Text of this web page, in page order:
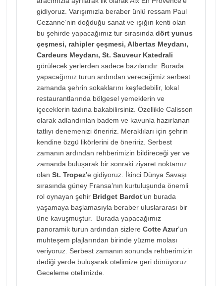
gidiyoruz. Varışımızla beraber ünlü ressam Paul
Cezanne’nin doğduğu sanat ve ışığın kenti olan
bu şehirde yapacağımız tur sırasında dört yunus
çeşmesi, rahipler çeşmesi, Albertas Meydanı,
Cardeurs Meydanı, St. Sauveur Katedrali
görülecek yerlerden sadece bazılarıdır. Burada
yapacağımız turun ardından vereceğimiz serbest
zamanda şehrin sokaklarını keşfedebilir, lokal
restaurantlarında bölgesel yemeklerin ve
içeceklerin tadına bakabilirsiniz. Özellikle Calisson
olarak adlandırılan badem ve kavunla hazırlanan
tatlıyı denemenizi öneririz. Meraklıları için şehrin
kendine özgü likörlerini de öneririz. Serbest
zamanın ardından rehberimizin bildireceği yer ve
zamanda buluşarak bir sonraki ziyaret noktamız
olan St. Tropez’e gidiyoruz. İkinci Dünya Savaşı
sırasında güney Fransa’nın kurtuluşunda önemli
rol oynayan şehir Bridget Bardot’un burada
yaşamaya başlamasıyla beraber uluslararası bir
üne kavuşmuştur. Burada yapacağımız
panoramik turun ardından sizlere Cotte Azur’un
muhteşem plajlarından birinde yüzme molası
veriyoruz. Serbest zamanın sonunda rehberimizin
dediği yerde buluşarak otelimize geri dönüyoruz.
Geceleme otelimizde.